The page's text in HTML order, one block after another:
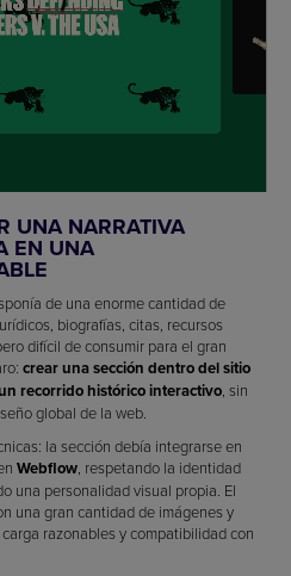
UNA NARRATIVA
EN UNA
de una enorme cantidad de
biografías, citas, recursos
difícil de consumir para el gran
crear una sección dentro del sitio
recorrido histórico interactivo, sin
global de la web.
la sección debía integrarse en
Webflow, respetando la identidad
una personalidad visual propia. El
una gran cantidad de imágenes y
razonables y compatibilidad con